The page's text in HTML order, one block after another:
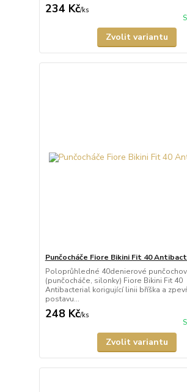
234 Kč/ks
Zvolit variantu
Punčocháče Fiore Bikini Fit 40
Poloprůhledné 40denierové
(punčocháče, silonky) Fiore Bikini Fit 40
Antibacterial korigující linii bříška a
postavu...
248 Kč/ks
Zvolit variantu